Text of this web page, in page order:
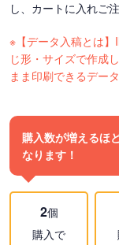
し、カートに入れご
※【データ入稿とは
じ形・サイズで作成
まま印刷できるデー
購入数が増えるほ
なります！
2個
購入で